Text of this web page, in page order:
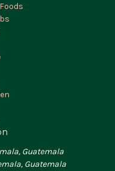
Guatemala
Guatemala